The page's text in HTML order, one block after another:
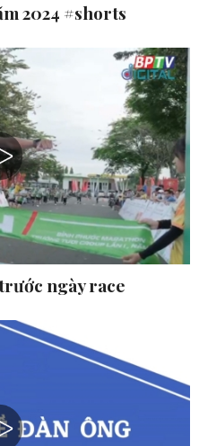
2024 #shorts
ngày race